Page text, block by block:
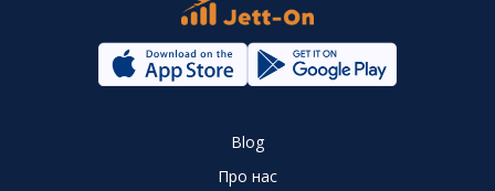
Blog
Про нас